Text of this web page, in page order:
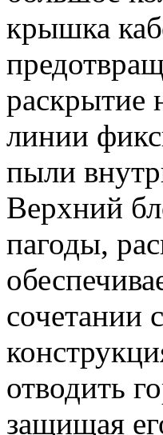
крышка
раскрытие
линии
пыли
Верхний
пагоды,
сочетании
отводить
защищая